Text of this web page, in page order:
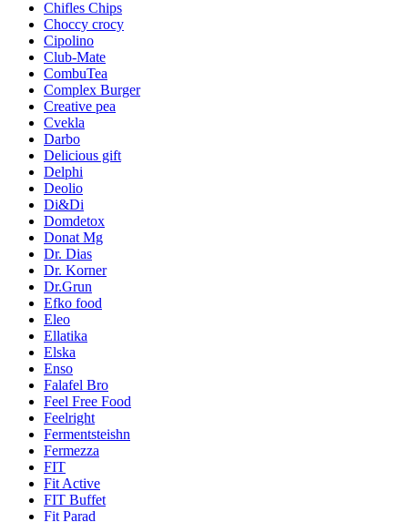
Chifles Chips
Choccy crocy
Cipolino
Club-Mate
CombuTea
Complex Burger
Creative pea
Cvekla
Darbo
Delicious gift
Delphi
Deolio
Di&Di
Domdetox
Donat Mg
Dr. Dias
Dr. Korner
Dr.Grun
Efko food
Eleo
Ellatika
Elska
Enso
Falafel Bro
Feel Free Food
Feelright
Fermentsteishn
Fermezza
FIT
Fit Active
FIT Buffet
Fit Parad